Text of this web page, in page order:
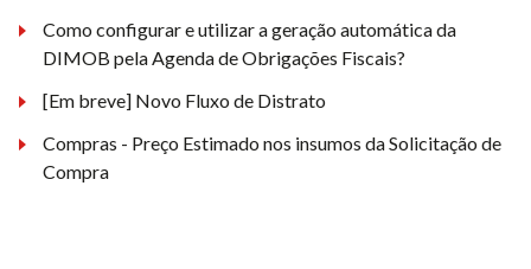
Como configurar e utilizar a geração automática da
DIMOB pela Agenda de Obrigações Fiscais?
[Em breve] Novo Fluxo de Distrato
Compras - Preço Estimado nos insumos da Solicitação de
Compra